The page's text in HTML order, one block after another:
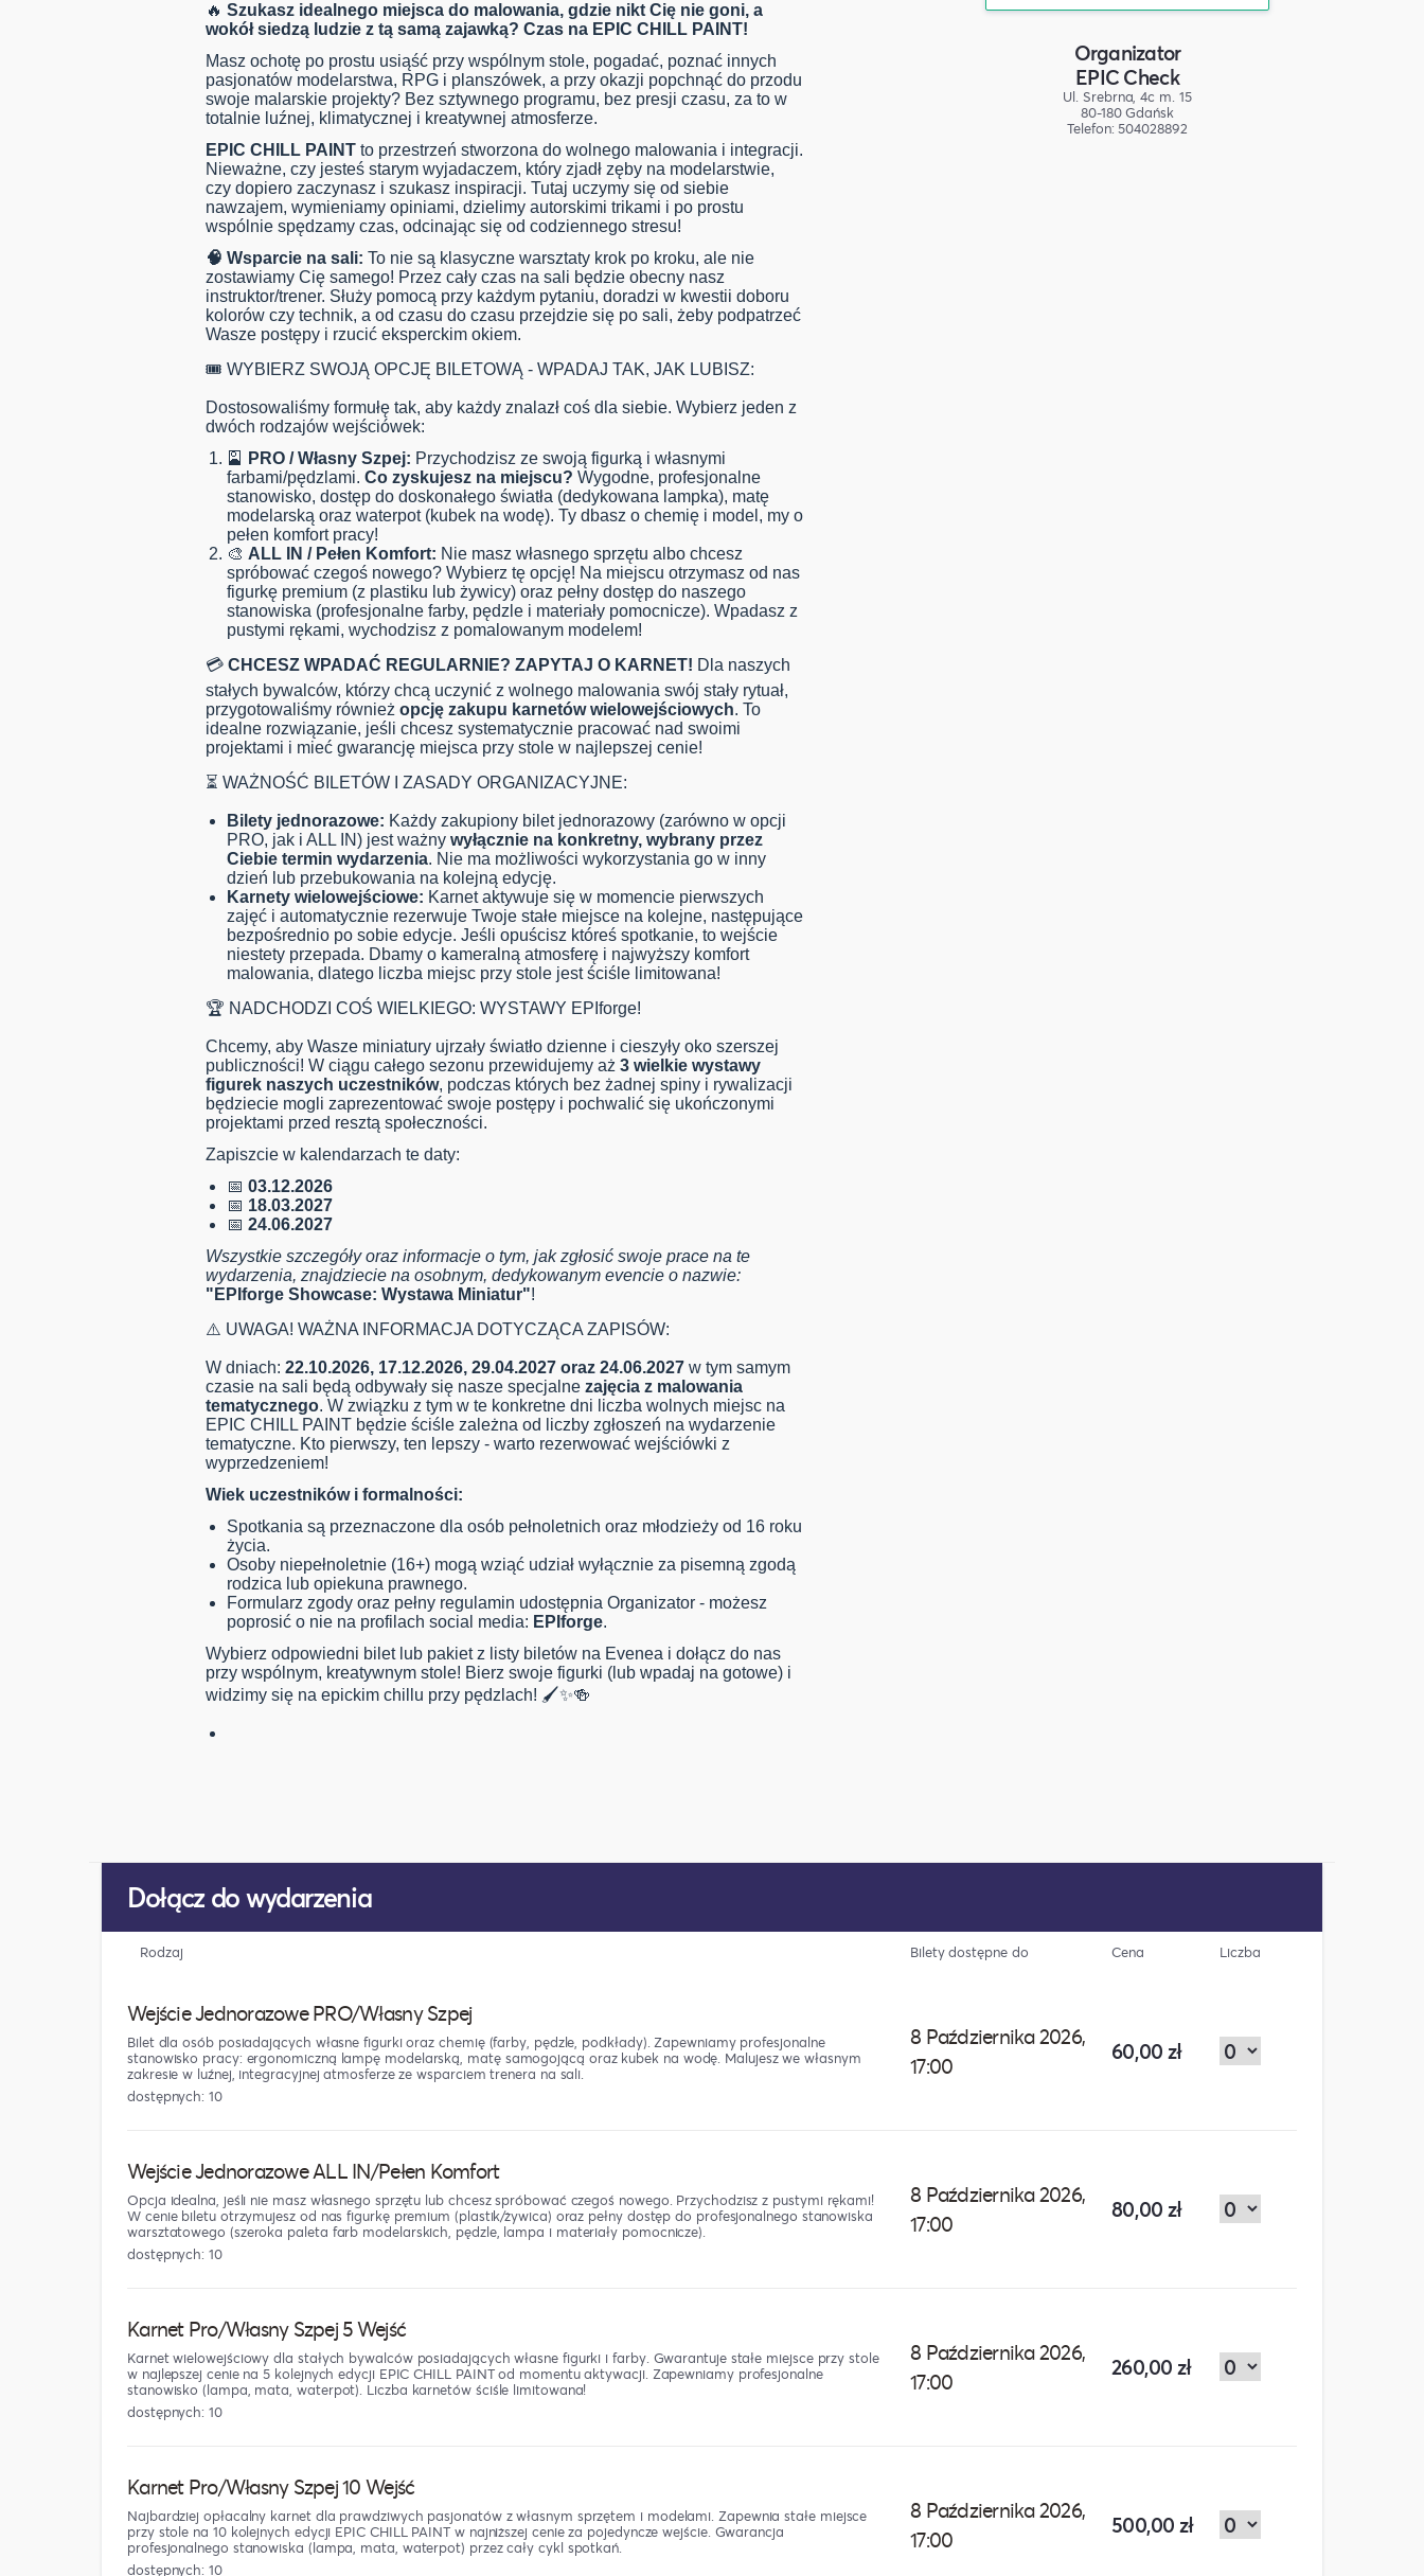
🔥 Szukasz idealnego miejsca do malowania, gdzie nikt Cię nie goni, a
wokół siedzą ludzie z tą samą zajawką? Czas na EPIC CHILL PAINT!
Masz ochotę po prostu usiąść przy wspólnym stole, pogadać, poznać innych
pasjonatów modelarstwa, RPG i planszówek, a przy okazji popchnąć do przodu
swoje malarskie projekty? Bez sztywnego programu, bez presji czasu, za to w
totalnie luźnej, klimatycznej i kreatywnej atmosferze.
EPIC CHILL PAINT to przestrzeń stworzona do wolnego malowania i integracji.
Nieważne, czy jesteś starym wyjadaczem, który zjadł zęby na modelarstwie,
czy dopiero zaczynasz i szukasz inspiracji. Tutaj uczymy się od siebie
nawzajem, wymieniamy opiniami, dzielimy autorskimi trikami i po prostu
wspólnie spędzamy czas, odcinając się od codziennego stresu!
🧠 Wsparcie na sali: To nie są klasyczne warsztaty krok po kroku, ale nie
zostawiamy Cię samego! Przez cały czas na sali będzie obecny nasz
instruktor/trener. Służy pomocą przy każdym pytaniu, doradzi w kwestii doboru
kolorów czy technik, a od czasu do czasu przejdzie się po sali, żeby podpatrzeć
Wasze postępy i rzucić eksperckim okiem.
🎟️ WYBIERZ SWOJĄ OPCJĘ BILETOWĄ - WPADAJ TAK, JAK LUBISZ:
Dostosowaliśmy formułę tak, aby każdy znalazł coś dla siebie. Wybierz jeden z
dwóch rodzajów wejściówek:
🎴
PRO / Własny Szpej: Przychodzisz ze swoją figurką i własnymi
farbami/pędzlami. Co zyskujesz na miejscu? Wygodne, profesjonalne
stanowisko, dostęp do doskonałego światła (dedykowana lampka), matę
modelarską oraz waterpot (kubek na wodę). Ty dbasz o chemię i model, my o
pełen komfort pracy!
🎨 ALL IN / Pełen Komfort: Nie masz własnego sprzętu albo chcesz
spróbować czegoś nowego? Wybierz tę opcję! Na miejscu otrzymasz od nas
figurkę premium (z plastiku lub żywicy) oraz pełny dostęp do naszego
stanowiska (profesjonalne farby, pędzle i materiały pomocnicze). Wpadasz z
pustymi rękami, wychodzisz z pomalowanym modelem!
💳 CHCESZ WPADAĆ REGULARNIE? ZAPYTAJ O KARNET! Dla naszych
stałych bywalców, którzy chcą uczynić z wolnego malowania swój stały rytuał,
przygotowaliśmy również opcję zakupu karnetów wielowejściowych. To
idealne rozwiązanie, jeśli chcesz systematycznie pracować nad swoimi
projektami i mieć gwarancję miejsca przy stole w najlepszej cenie!
⏳ WAŻNOŚĆ BILETÓW I ZASADY ORGANIZACYJNE:
Bilety jednorazowe: Każdy zakupiony bilet jednorazowy (zarówno w opcji
PRO, jak i ALL IN) jest ważny wyłącznie na konkretny, wybrany przez
Ciebie termin wydarzenia. Nie ma możliwości wykorzystania go w inny
dzień lub przebukowania na kolejną edycję.
Karnety wielowejściowe: Karnet aktywuje się w momencie pierwszych
zajęć i automatycznie rezerwuje Twoje stałe miejsce na kolejne, następujące
bezpośrednio po sobie edycje. Jeśli opuścisz któreś spotkanie, to wejście
niestety przepada. Dbamy o kameralną atmosferę i najwyższy komfort
malowania, dlatego liczba miejsc przy stole jest ściśle limitowana!
🏆 NADCHODZI COŚ WIELKIEGO: WYSTAWY EPIforge!
Chcemy, aby Wasze miniatury ujrzały światło dzienne i cieszyły oko szerszej
publiczności! W ciągu całego sezonu przewidujemy aż 3 wielkie wystawy
figurek naszych uczestników, podczas których bez żadnej spiny i rywalizacji
będziecie mogli zaprezentować swoje postępy i pochwalić się ukończonymi
projektami przed resztą społeczności.
Zapiszcie w kalendarzach te daty:
📅 03.12.2026
📅 18.03.2027
📅 24.06.2027
Wszystkie szczegóły oraz informacje o tym, jak zgłosić swoje prace na te
wydarzenia, znajdziecie na osobnym, dedykowanym evencie o nazwie:
"EPIforge Showcase: Wystawa Miniatur"!
⚠️ UWAGA! WAŻNA INFORMACJA DOTYCZĄCA ZAPISÓW:
W dniach: 22.10.2026, 17.12.2026, 29.04.2027 oraz 24.06.2027 w tym samym
czasie na sali będą odbywały się nasze specjalne zajęcia z malowania
tematycznego. W związku z tym w te konkretne dni liczba wolnych miejsc na
EPIC CHILL PAINT będzie ściśle zależna od liczby zgłoszeń na wydarzenie
tematyczne. Kto pierwszy, ten lepszy - warto rezerwować wejściówki z
wyprzedzeniem!
Wiek uczestników i formalności:
Spotkania są przeznaczone dla osób pełnoletnich oraz młodzieży od 16 roku
życia.
Osoby niepełnoletnie (16+) mogą wziąć udział wyłącznie za pisemną zgodą
rodzica lub opiekuna prawnego.
Formularz zgody oraz pełny regulamin udostępnia Organizator - możesz
poprosić o nie na profilach social media: EPIforge.
Wybierz odpowiedni bilet lub pakiet z listy biletów na Evenea i dołącz do nas
przy wspólnym, kreatywnym stole! Bierz swoje figurki (lub wpadaj na gotowe) i
widzimy się na epickim chillu przy pędzlach! 🖌️✨🍻
Organizator
EPIC Check
Ul. Srebrna, 4c m. 15
80-180 Gdańsk
Telefon: 504028892
Dołącz do wydarzenia
Rodzaj Bilety dostępne do Cena Liczba
Wejście Jednorazowe PRO/Własny Szpej
Bilet dla osób posiadających własne figurki oraz chemię (farby, pędzle, podkłady). Zapewniamy profesjonalne
stanowisko pracy: ergonomiczną lampę modelarską, matę samogojącą oraz kubek na wodę. Malujesz we własnym
zakresie w luźnej, integracyjnej atmosferze ze wsparciem trenera na sali.
dostępnych: 10
8 Października 2026,
17:00
60,00 zł
Wejście Jednorazowe ALL IN/Pełen Komfort
Opcja idealna, jeśli nie masz własnego sprzętu lub chcesz spróbować czegoś nowego. Przychodzisz z pustymi rękami!
W cenie biletu otrzymujesz od nas figurkę premium (plastik/żywica) oraz pełny dostęp do profesjonalnego stanowiska
warsztatowego (szeroka paleta farb modelarskich, pędzle, lampa i materiały pomocnicze).
dostępnych: 10
8 Października 2026,
17:00
80,00 zł
Karnet Pro/Własny Szpej 5 Wejść
Karnet wielowejściowy dla stałych bywalców posiadających własne figurki i farby. Gwarantuje stałe miejsce przy stole
w najlepszej cenie na 5 kolejnych edycji EPIC CHILL PAINT od momentu aktywacji. Zapewniamy profesjonalne
stanowisko (lampa, mata, waterpot). Liczba karnetów ściśle limitowana!
dostępnych: 10
8 Października 2026,
17:00
260,00 zł
Karnet Pro/Własny Szpej 10 Wejść
Najbardziej opłacalny karnet dla prawdziwych pasjonatów z własnym sprzętem i modelami. Zapewnia stałe miejsce
przy stole na 10 kolejnych edycji EPIC CHILL PAINT w najniższej cenie za pojedyncze wejście. Gwarancja
profesjonalnego stanowiska (lampa, mata, waterpot) przez cały cykl spotkań.
dostępnych: 10
8 Października 2026,
17:00
500,00 zł